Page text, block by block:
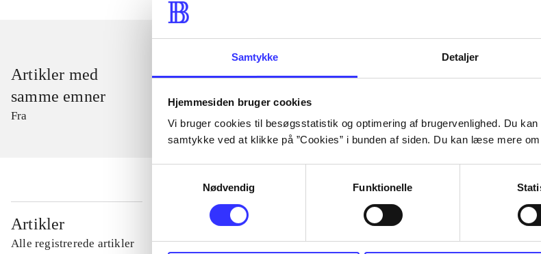
Samtykke Detaljer
Hjemmesiden bruger cookies
Vi bruger cookies til besøgsstatistik og optimering af brugervenlighed. Du
samtykke ved at klikke på ”Cookies” i bunden af siden. Du kan læse mere
Nødvendig
Funktionelle
Artikler med
samme emner
Fra
Artikler
Alle registrerede artikler
...